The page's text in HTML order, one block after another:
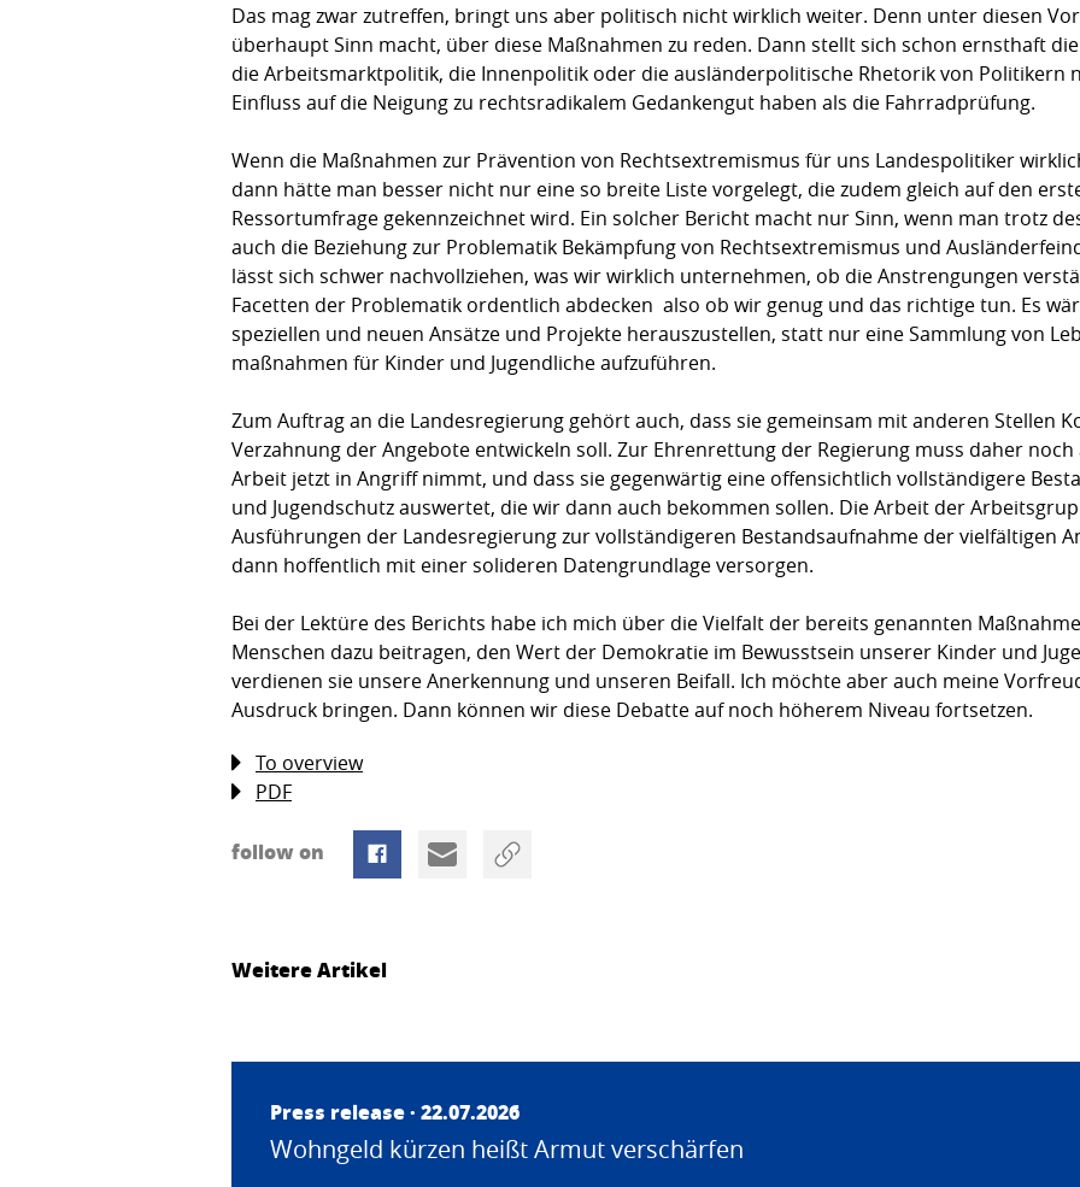
Das mag zwar zutreffen, bringt uns aber politisch nicht wirklich weiter. Denn unter diesen
überhaupt Sinn macht, über diese Maßnahmen zu reden. Dann stellt sich schon ernsthaft
die Arbeits­markt­politik, die Innenpolitik oder die ausländerpolitische Rhetorik von Politikern
Einfluss auf die Neigung zu rechts­radikalem Gedanken­gut haben als die Fahrrad­prüfung.
Wenn die Maßnahmen zur Prävention von Rechtsextremismus für uns Landespolitiker
dann hätte man besser nicht nur eine so breite Liste vorgelegt, die zudem gleich auf den
Ressortumfrage gekenn­zeichnet wird. Ein solcher Bericht macht nur Sinn, wenn man trotz
auch die Bezie­hung zur Problematik Bekämpfung von Rechtsextremismus und
lässt sich schwer nachvollziehen, was wir wirklich unternehmen, ob die Anstrengungen
Facetten der Problematik ordentlich abdecken  also ob wir genug und das richtige tun. Es
speziellen und neuen Ansätze und Projekte herauszustellen, statt nur eine Sammlung von
maßnahmen für Kinder und Jugend­liche aufzuführen.
Zum Auftrag an die Landesregierung gehört auch, dass sie gemeinsam mit anderen Stellen
Verzahnung der Angebote entwic­keln soll. Zur Ehrenrettung der Regierung muss daher
Arbeit jetzt in Angriff nimmt, und dass sie gegenwärtig eine offensichtlich vollständi­gere
und Jugendschutz auswertet, die wir dann auch bekommen sollen. Die Arbeit der
Ausführungen der Landesregierung zur vollständigeren Bestands­aufnahme der vielfältigen
dann hoffentlich mit einer solideren Datengrundlage versor­gen.
Bei der Lektüre des Berichts habe ich mich über die Vielfalt der bereits genannten
Menschen dazu beitragen, den Wert der Demokratie im Bewusstsein unserer Kinder und
verdienen sie unsere Aner­kennung und unseren Beifall. Ich möchte aber auch meine
Ausdruck bringen. Dann können wir diese Debatte auf noch höherem Niveau fortsetzen.
To overview
PDF
follow on
Weitere Artikel
Press release · 22.07.2026
Wohngeld kürzen heißt Armut verschärfen